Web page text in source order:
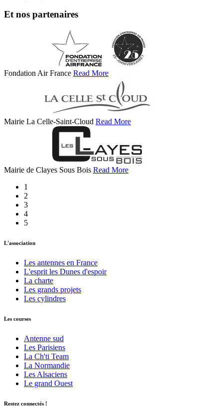
Et nos partenaires
Fondation Air France Read More
Mairie La Celle-Saint-Cloud Read More
Mairie de Clayes Sous Bois Read More
1
2
3
4
5
L'association
Les antennes en France
L'esprit les Dunes d'espoir
La charte
Les grands projets
Les cylindres
Les courses
Antenne sud
Les Parisiens
La Ch'ti Team
La Normandie
Les Alsaciens
Le grand Ouest
Restez connectés !